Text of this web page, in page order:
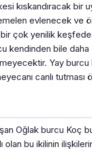
kıskandıracak bir
evlenecek ve
çok yenilik
kendinden bile
Yay
canlı tutması
Oğlak burcu Koç
olan bu ikilinin